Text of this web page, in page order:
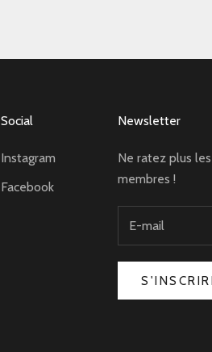
Social
Instagram
Facebook
Newsletter
Ne ratez plus
membres !